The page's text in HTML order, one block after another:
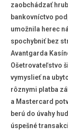
zaobchádzať
bankovníctvo
umožnila herec
spochybniť bez
Avantgarda
Ošetrovateľstvo
vymyslieť na
rôznymi platba
a Mastercard
berú do úvahy
úspešné